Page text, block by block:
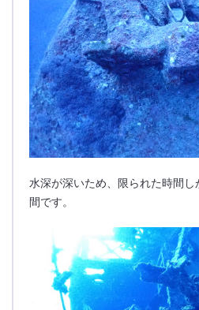
水深が深いため、限られた時間
間です。